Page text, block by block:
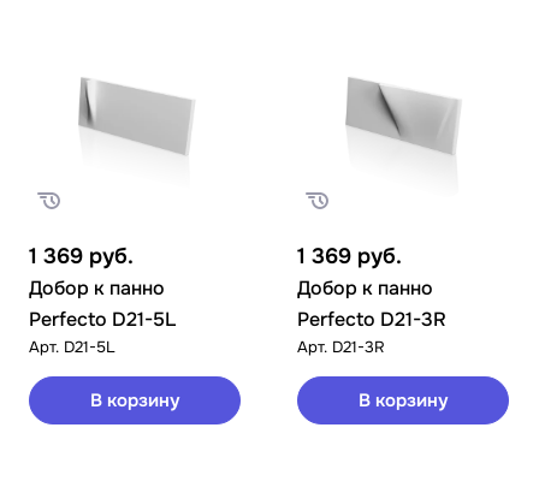
1 369 руб.
Добор к панно
Perfecto D21-5L
Арт. D21-5L
В корзину
1 369 руб.
Добор к панно
Perfecto D21-3R
Арт. D21-3R
В корзину